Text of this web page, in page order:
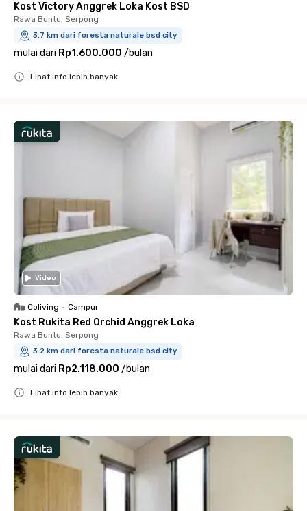
Kost Victory Anggrek Loka Kost BSD
Rawa Buntu, Serpong
3.7 km dari foresta naturale bsd city
mulai dari Rp1.600.000 /bulan
Lihat info lebih banyak
Video
Coliving • Campur
Kost Rukita Red Orchid Anggrek Loka
Rawa Buntu, Serpong
3.2 km dari foresta naturale bsd city
mulai dari Rp2.118.000 /bulan
Lihat info lebih banyak